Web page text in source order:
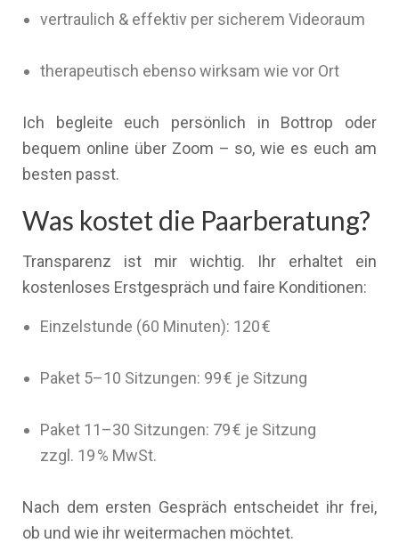
vertraulich & effektiv per sicherem Videoraum
therapeutisch ebenso wirksam wie vor Ort
Ich begleite euch persönlich in Bottrop oder
bequem online über Zoom – so, wie es euch am
besten passt.
Was kostet die Paarberatung?
Transparenz ist mir wichtig. Ihr erhaltet ein
kostenloses Erstgespräch und faire Konditionen:
Einzelstunde (60 Minuten): 120 €
Paket 5–10 Sitzungen: 99 € je Sitzung
Paket 11–30 Sitzungen: 79 € je Sitzung
zzgl. 19 % MwSt.
Nach dem ersten Gespräch entscheidet ihr frei,
ob und wie ihr weitermachen möchtet.